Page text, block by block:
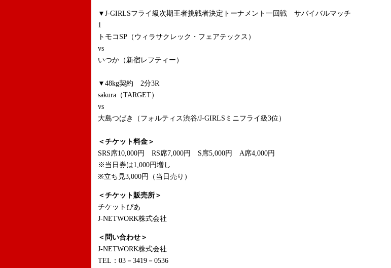
▼J-GIRLSフライ級次期王者挑戦者決定トーナメント一回戦 サバイバルマッチ
1
トモコSP（ウィラサクレック・フェアテックス）
vs
いつか（新宿レフティー）
▼48kg契約 2分3R
sakura（TARGET）
vs
大島つばき（フォルティス渋谷/J-GIRLSミニフライ級3位）
＜チケット料金＞
SRS席10,000円 RS席7,000円 S席5,000円 A席4,000円
※当日券は1,000円増し
※立ち見3,000円（当日売り）
＜チケット販売所＞
チケットぴあ
J-NETWORK株式会社
＜問い合わせ＞
J-NETWORK株式会社
TEL：03－3419－0536